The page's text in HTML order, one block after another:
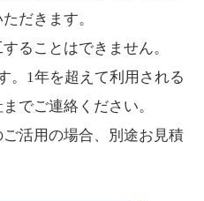
だきます。
ることはできません。
。1年を超えて利用される
でご連絡ください。
活用の場合、別途お見積